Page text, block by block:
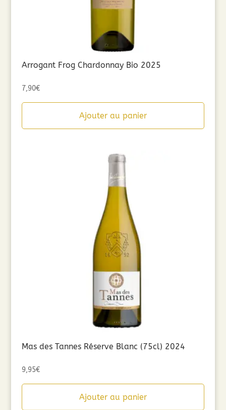
Arrogant Frog Chardonnay Bio 2025
7,90€
Ajouter au panier
Mas des Tannes Réserve Blanc (75cl) 2024
9,95€
Ajouter au panier